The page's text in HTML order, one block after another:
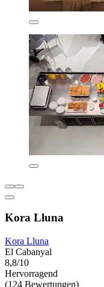
Kora Lluna
Kora Lluna
El Cabanyal
8,8/10
Hervorragend
(124 Bewertungen)